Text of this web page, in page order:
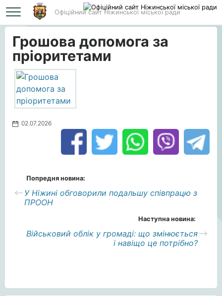
Офіційний сайт Ніжинської міської ради
Головна Грошова допомога за пріоритетами
Грошова допомога за
пріоритетами
02.07.2026
Попредня новина:
У Ніжині обговорили подальшу співпрацю з
ПРООН
Наступна новина:
Військовий облік у громаді: що змінюється
і навіщо це потрібно?